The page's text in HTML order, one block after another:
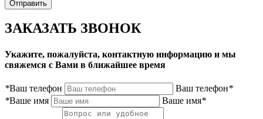
ЗАКАЗАТЬ ЗВОНОК
Укажите, пожалуйста, контактную информацию и мы
свяжемся с Вами в ближайшее время
*Ваш телефон Ваш телефон*
*Ваше имя Ваше имя*